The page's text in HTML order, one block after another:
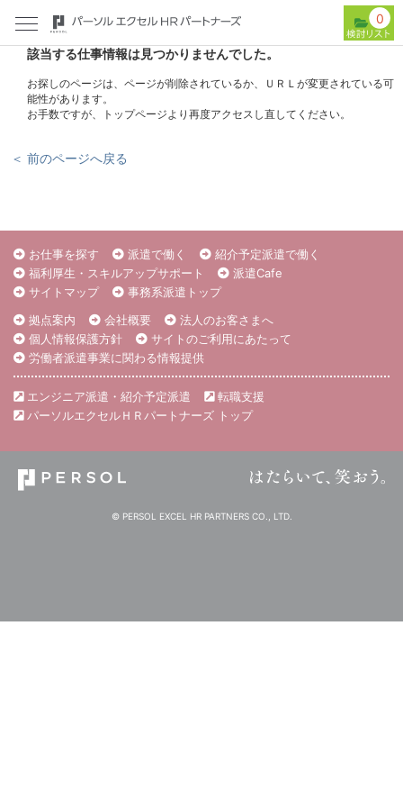
0
該当する仕事情報は見つかりませんでした。
お探しのページは、ページが削除されているか、ＵＲＬが変更されている可
能性があります。
お手数ですが、トップページより再度アクセスし直してください。
＜ 前のページへ戻る
お仕事を探す 派遣で働く
紹介予定派遣で働く
福利厚生・スキルアップサポート
派遣Cafe
サイトマップ
事務系派遣トップ
拠点案内
会社概要
法人のお客さまへ
個人情報保護方針
サイトのご利用にあたって
労働者派遣事業に関わる情報提供
エンジニア派遣・紹介予定派遣
転職支援
パーソルエクセルＨＲパートナーズ トップ
© PERSOL EXCEL HR PARTNERS CO., LTD.